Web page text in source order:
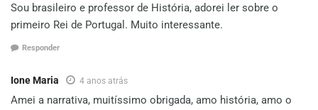
Sou brasileiro e professor de História, adorei ler sobre o
primeiro Rei de Portugal. Muito interessante.
Responder
Ione Maria 4 anos atrás
Amei a narrativa, muitíssimo obrigada, amo história, amo o